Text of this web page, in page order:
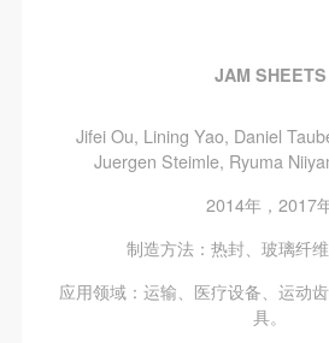
JAM SHEETS
Jifei Ou, Lining Yao, Daniel
Juergen Steimle, Ryuma
2014年，2017
制造方法：热封、玻璃纤维
应用领域：运输、医疗设备、运动
具。
本协议的补充协议，并不得违反
起生效。
（3）、本协议包括纸质档和电
份，甲乙双方各执一份，均具有
活动参与者意味着接受并承担本
同意者意味着放弃参加此次活动
活动前，必须事先与自己的家属
本协议的补充协议，并不得违反
起生效。
（3）、本协议包括纸质档和电
份，甲乙双方各执一份，均具有
活动参与者意味着接受并承担本
同意者意味着放弃参加此次活动
活动前，必须事先与自己的家属
本协议的补充协议，并不得违反
起生效。
（3）、本协议包括纸质档和电
份，甲乙双方各执一份，均具有
活动参与者意味着接受并承担本
同意者意味着放弃参加此次活动
活动前，必须事先与自己的家属